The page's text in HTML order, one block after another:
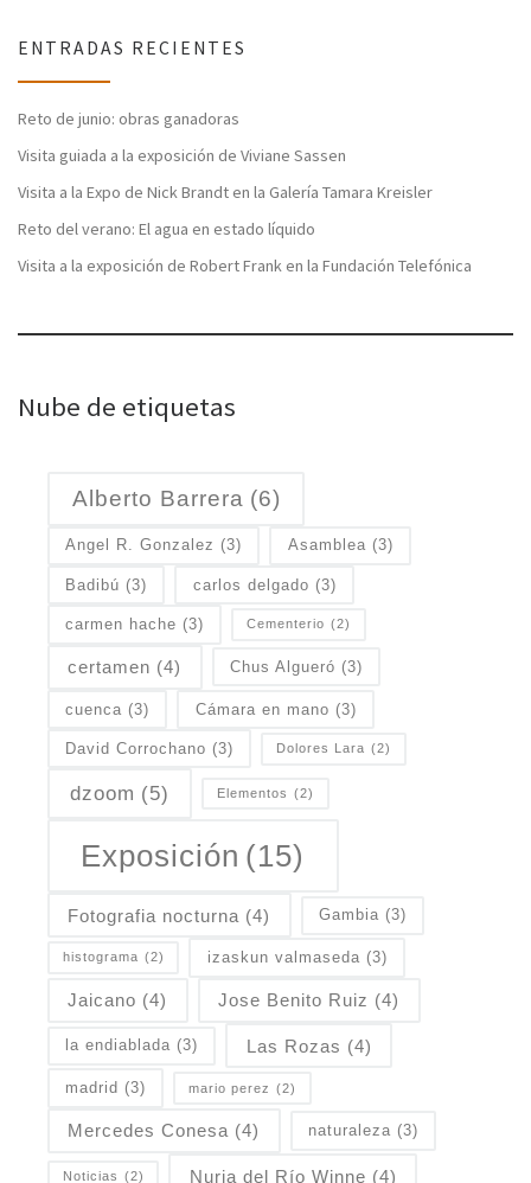
ENTRADAS RECIENTES
Reto de junio: obras ganadoras
Visita guiada a la exposición de Viviane Sassen
Visita a la Expo de Nick Brandt en la Galería Tamara Kreisler
Reto del verano: El agua en estado líquido
Visita a la exposición de Robert Frank en la Fundación Telefónica
Nube de etiquetas
Alberto Barrera (6)
Angel R. Gonzalez (3) Asamblea (3)
Badibú (3) carlos delgado (3)
carmen hache (3) Cementerio (2)
certamen (4) Chus Algueró (3)
cuenca (3) Cámara en mano (3)
David Corrochano (3) Dolores Lara (2)
dzoom (5) Elementos (2)
Exposición (15)
Fotografia nocturna (4) Gambia (3)
histograma (2) izaskun valmaseda (3)
Jaicano (4) Jose Benito Ruiz (4)
la endiablada (3) Las Rozas (4)
madrid (3) mario perez (2)
Mercedes Conesa (4) naturaleza (3)
Noticias (2) Nuria del Río Winne (4)